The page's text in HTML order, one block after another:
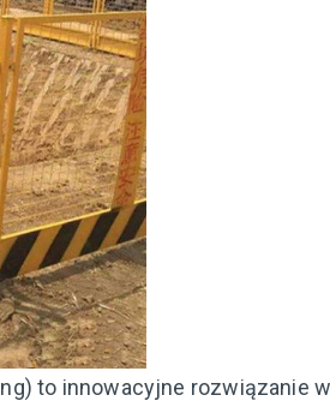
to innowacyjne rozwiązanie